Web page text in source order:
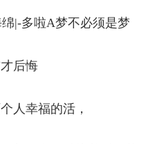
|-多啦A梦不必须是梦
后悔
人幸福的活，